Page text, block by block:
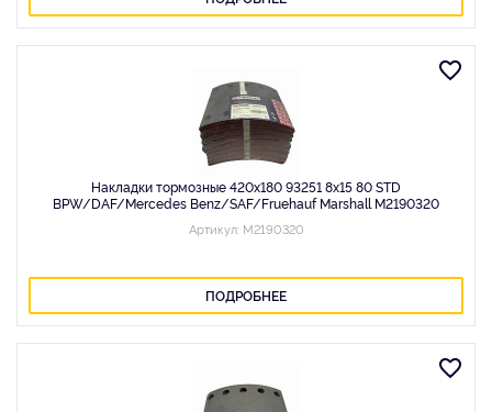
Накладки тормозные 420x180 93251 8x15 80 STD
BPW/DAF/Mercedes Benz/SAF/Fruehauf Marshall M2190320
Артикул: M2190320
ПОДРОБНЕЕ